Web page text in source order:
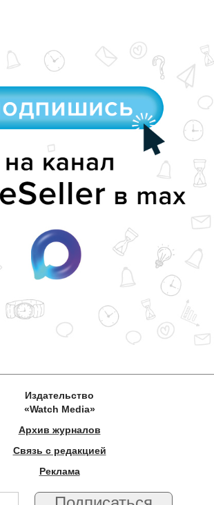
Издательство
«Watch Media»
Архив журналов
Связь с редакцией
Реклама